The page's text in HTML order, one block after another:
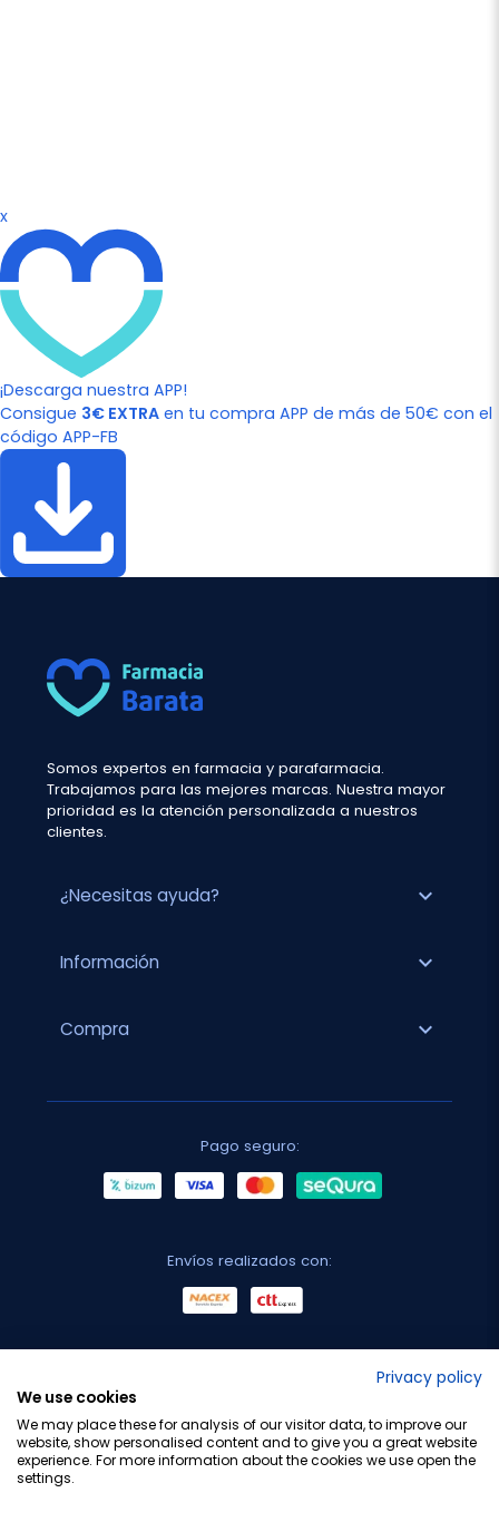
x
¡Descarga nuestra APP!
Consigue 3€ EXTRA en tu compra APP de más de 50€ con el
código APP-FB
Somos expertos en farmacia y parafarmacia.
Trabajamos para las mejores marcas. Nuestra mayor
prioridad es la atención personalizada a nuestros
clientes.
¿Necesitas ayuda? expand_more
Información expand_more
Compra expand_more
Pago seguro:
Envíos realizados con:
Privacy policy
We use cookies
We may place these for analysis of our visitor data, to improve our
website, show personalised content and to give you a great website
experience. For more information about the cookies we use open the
settings.